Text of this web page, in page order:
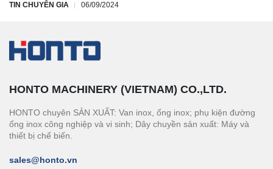
TIN CHUYÊN GIA 06/09/2024
HONTO MACHINERY (VIETNAM) CO.,LTD.
HONTO chuyên SẢN XUẤT: Van inox, ống inox; phụ kiện đường
ống inox công nghiệp và vi sinh; Dây chuyền sản xuất: Máy và
thiết bị chế biến.
sales@honto.vn